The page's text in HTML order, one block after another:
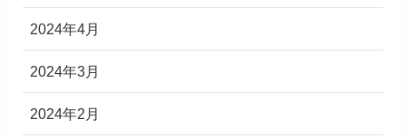
2024年4月
2024年3月
2024年2月